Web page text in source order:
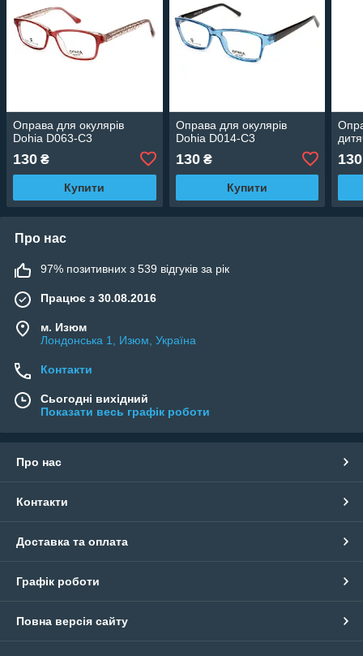
Оправа для окулярів
Dohia D063-C3
130 ₴
Купити
Оправа для окулярів
Dohia D014-C3
130₴
Купити
130
Про нас
97% позитивних з 539 відгуків за рік
Працює з 30.08.2016
м. Изюм
Лондонська 1, Изюм, Україна
Контакти
Сьогодні вихідний
Показати весь графік роботи
Про нас
Контакти
Доставка та оплата
Графік роботи
Повна версія сайту